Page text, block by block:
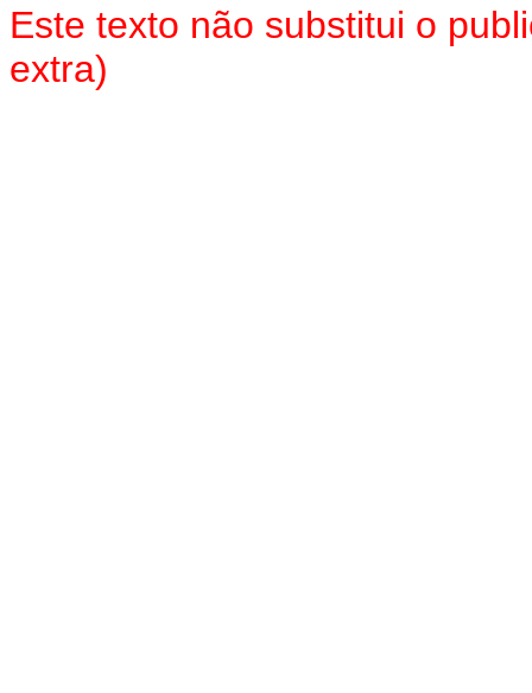
Este texto não substitui o
extra)